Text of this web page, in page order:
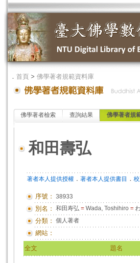
． 首頁 > 佛學著者規範資料庫
佛學著者檢索 查詢結果 佛學著者規
和田壽弘
著者本人提供授權 ． 著者本人提供書目 ．
序號： 38933
別名： 和田寿弘 = Wada, Toshihiro =
分類： 個人著者
網站：
全文 題名